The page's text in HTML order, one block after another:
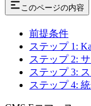
このページの内容
前提条件
ステップ 1:
ステップ 2:
ステップ 3:
ステップ 4: